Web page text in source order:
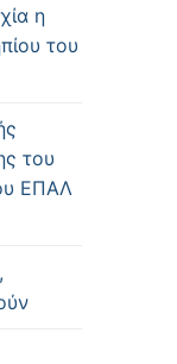
η
του
του
ΕΠΑΛ